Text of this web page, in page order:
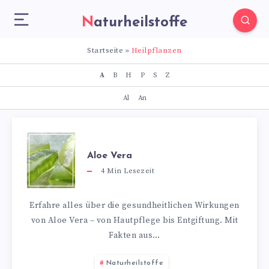
Naturheilstoffe
Startseite » Heilpflanzen
A B H P S Z
Al An
Aloe Vera
4Min Lesezeit
Erfahre alles über die gesundheitlichen Wirkungen
von Aloe Vera – von Hautpflege bis Entgiftung. Mit
Fakten aus…
Naturheilstoffe